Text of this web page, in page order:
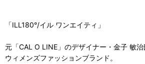
「ILL180°/イル ワンエイティ」
元「CAL O LINE」のデザイナー・金子 敏
ウィメンズファッションブランド。